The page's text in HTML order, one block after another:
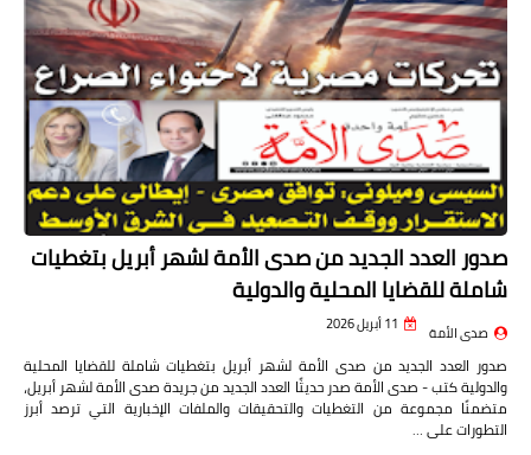
صدور العدد الجديد من صدى الأمة لشهر أبريل بتغطيات
شاملة للقضايا المحلية والدولية
صدى الأمة 11 أبريل 2026
صدور العدد الجديد من صدى الأمة لشهر أبريل بتغطيات شاملة للقضايا المحلية
والدولية كتب - صدى الأمة صدر حديثًا العدد الجديد من جريدة صدى الأمة لشهر أبريل،
متضمنًا مجموعة من التغطيات والتحقيقات والملفات الإخبارية التي ترصد أبرز
التطورات على …